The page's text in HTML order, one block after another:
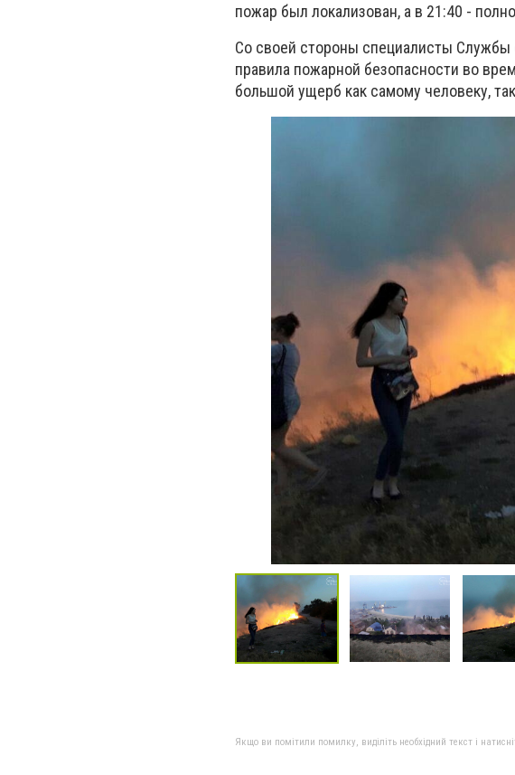
пожар был локализован, а в 21:40 -
Со своей стороны специалисты
правила пожарной безопасности во
большой ущерб как самому человеку,
Якщо ви помітили помилку, виділіть необхідний текст і